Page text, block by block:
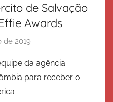
de Salvação
Awards
de 2019
r
E
da agência
para receber o